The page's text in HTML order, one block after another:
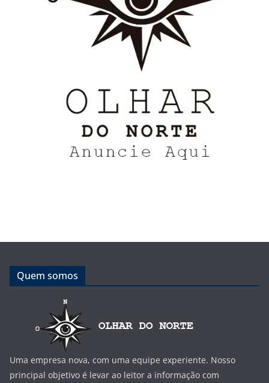
Quem somos
Uma empresa nova, com uma equipe experiente. Nosso
principal objetivo é levar ao leitor a informação com